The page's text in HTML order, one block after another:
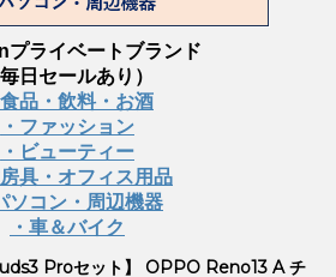
プライベートブランド
毎日セールあり）
食品・飲料・お酒
・ファッション
・ビューティー
房具・オフィス用品
ソコン・周辺機器
・車＆バイク
Proセット】 OPPO Reno13 A チ